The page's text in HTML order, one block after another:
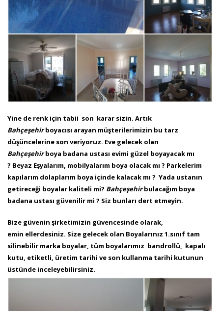
Yine de renk için tabii son karar sizin. Artık
Bahçeşehirboyacısı arayan müşterilerimizin bu tarz
düşüncelerine son veriyoruz. Eve gelecek olan
Bahçeşehirboya badana ustası evimi güzel boyayacak mı
? Beyaz Eşyalarım, mobilyalarım boya olacak mı ? Parkelerim
kapılarım dolaplarım boya içinde kalacak mı ? Yada ustanın
getireceği boyalar kaliteli mi? Bahçeşehirbulacağım boya
badana ustası güvenilir mi ? Siz bunları dert etmeyin.
Bize güvenin şirketimizin güvencesinde olarak,
emin ellerdesiniz. Size gelecek olan Boyalarınız 1.sınıf tam
silinebilir marka boyalar, tüm boyalarımız bandrollü, kapalı
kutu, etiketli, üretim tarihi ve son kullanma tarihi kutunun
üstünde inceleyebilirsiniz.